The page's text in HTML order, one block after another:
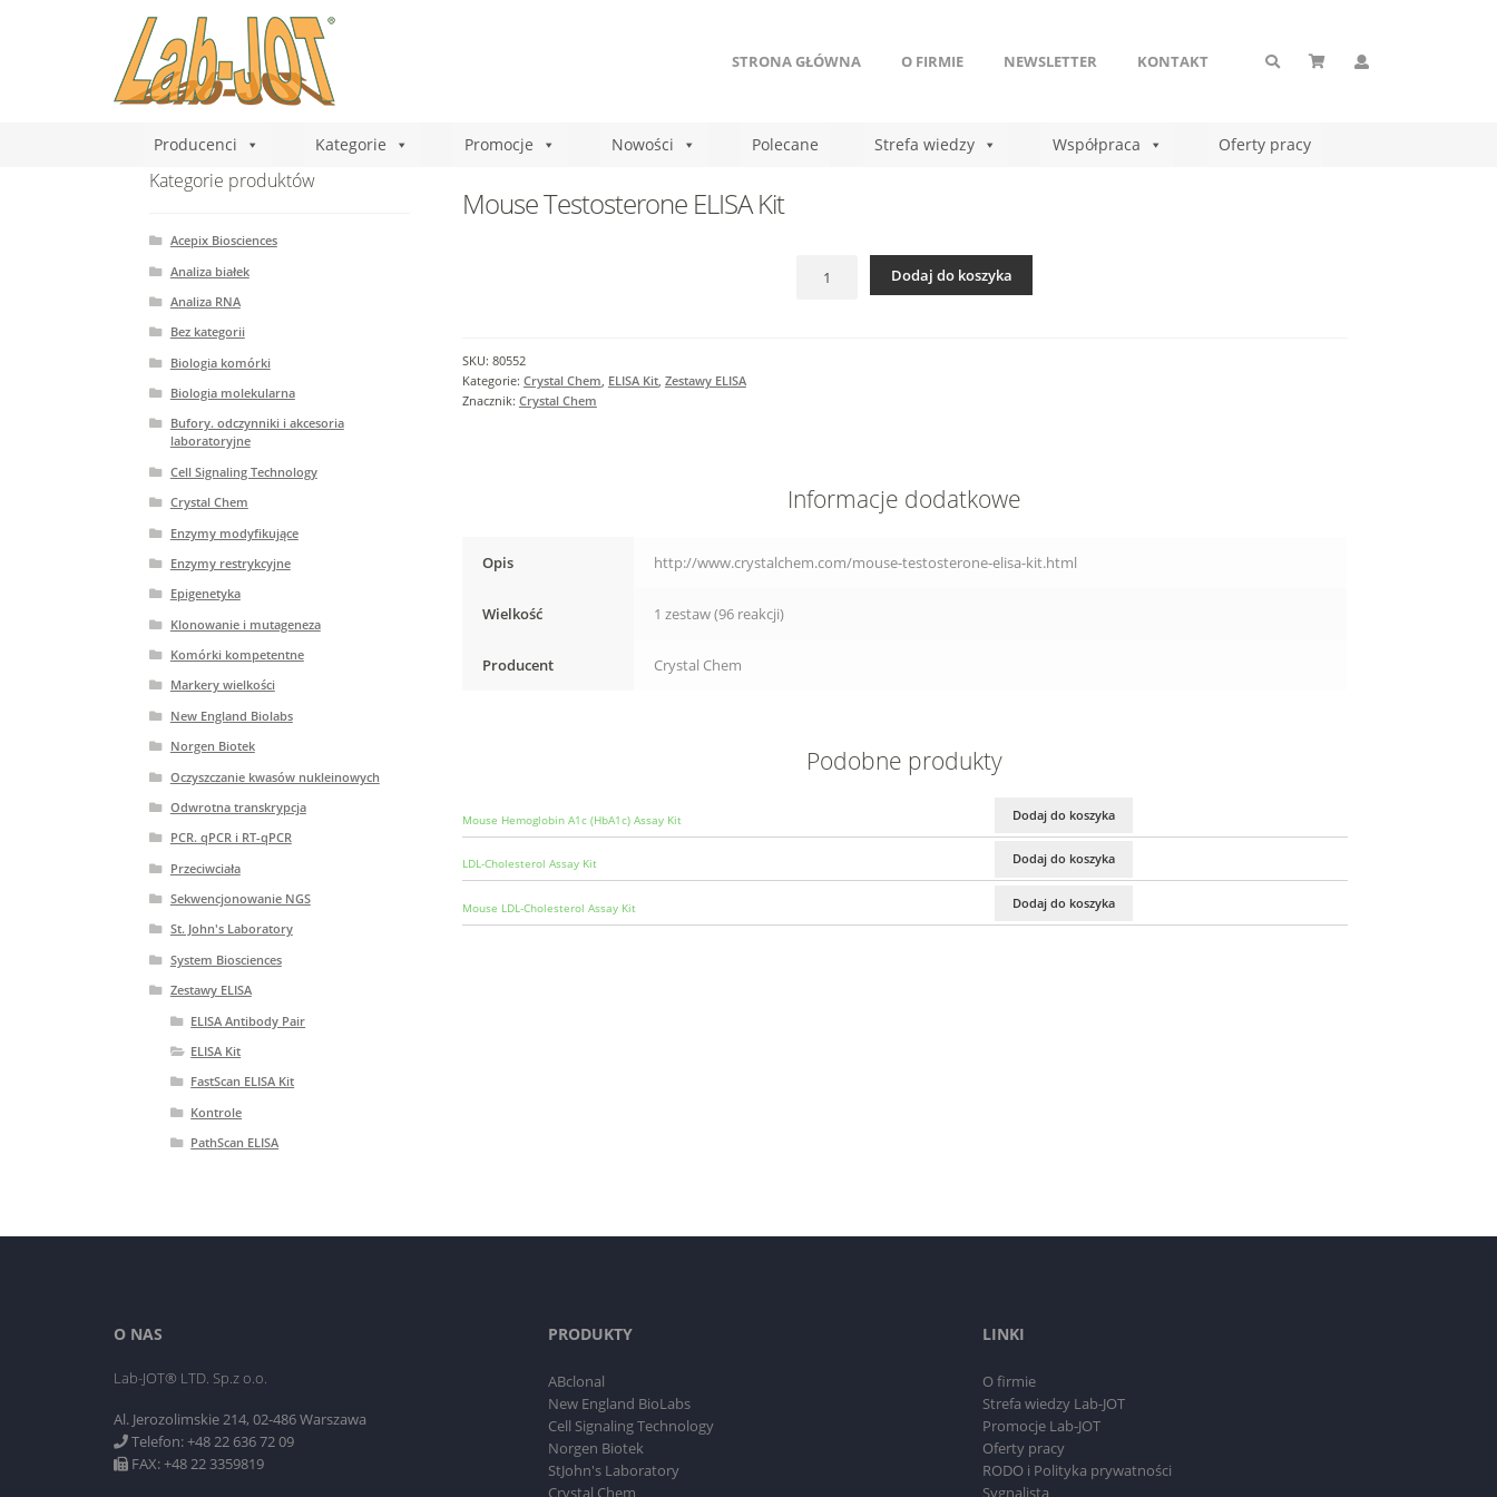
STRONA GŁÓWNA O FIRMIE NEWSLETTER KONTAKT
Producenci Kategorie Promocje Nowości Polecane Strefa wiedzy Współpraca Oferty pracy
Mouse Testosterone ELISA Kit
Mouse
Dodaj do koszyka
SKU: 80552
Kategorie: Crystal Chem, ELISA Kit, Zestawy ELISA
Znacznik: Crystal Chem
Informacje dodatkowe
Opis http://www.crystalchem.com/mouse-testosterone-elisa-kit.html
Wielkość 1 zestaw (96 reakcji)
Producent Crystal Chem
Podobne produkty
Mouse Hemoglobin A1c (HbA1c) Assay Kit Dodaj do koszyka
LDL-Cholesterol Assay Kit Dodaj do koszyka
Mouse LDL-Cholesterol Assay Kit Dodaj do koszyka
Kategorie produktów
Acepix Biosciences
Analiza białek
Analiza RNA
Bez kategorii
Biologia komórki
Biologia molekularna
Bufory. odczynniki i akcesoria
laboratoryjne
Cell Signaling Technology
Crystal Chem
Enzymy modyfikujące
Enzymy restrykcyjne
Epigenetyka
Klonowanie i mutageneza
Komórki kompetentne
Markery wielkości
New England Biolabs
Norgen Biotek
Oczyszczanie kwasów nukleinowych
Odwrotna transkrypcja
PCR. qPCR i RT-qPCR
Przeciwciała
Sekwencjonowanie NGS
St. John's Laboratory
System Biosciences
Zestawy ELISA
ELISA Antibody Pair
ELISA Kit
FastScan ELISA Kit
Kontrole
PathScan ELISA
O NAS
Lab-JOT® LTD. Sp.z o.o.
Al. Jerozolimskie 214, 02-486 Warszawa
Telefon: +48 22 636 72 09
FAX: +48 22 3359819
PRODUKTY
ABclonal
New England BioLabs
Cell Signaling Technology
Norgen Biotek
StJohn's Laboratory
Crystal Chem
LINKI
O firmie
Strefa wiedzy Lab-JOT
Promocje Lab-JOT
Oferty pracy
RODO i Polityka prywatności
Sygnalista